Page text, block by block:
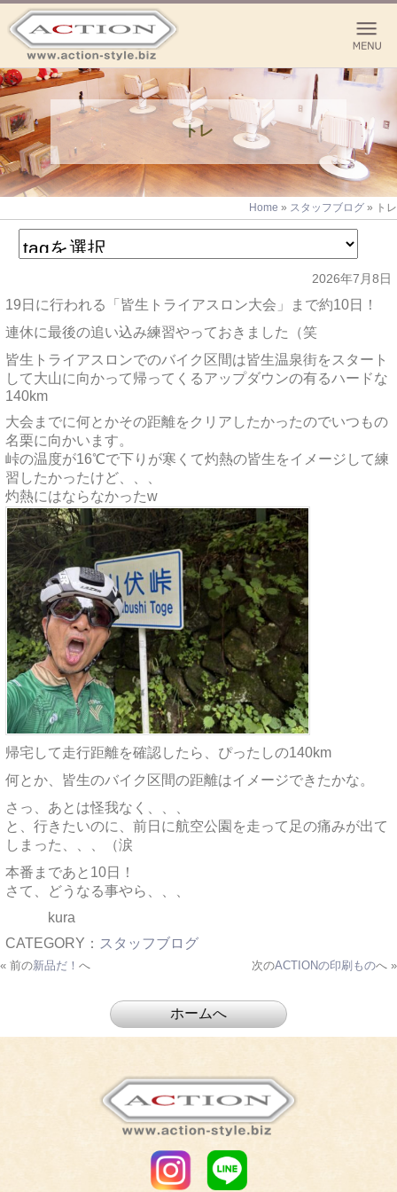
トレ
Home » スタッフブログ » トレ
2026年7月8日
19日に行われる「皆生トライアスロン大会」まで約10日！
連休に最後の追い込み練習やっておきました（笑
皆生トライアスロンでのバイク区間は皆生温泉街をスタート
して大山に向かって帰ってくるアップダウンの有るハードな
140km
大会までに何とかその距離をクリアしたかったのでいつもの
名栗に向かいます。
峠の温度が16℃で下りが寒くて灼熱の皆生をイメージして練
習したかったけど、、、
灼熱にはならなかったw
帰宅して走行距離を確認したら、ぴったしの140km
何とか、皆生のバイク区間の距離はイメージできたかな。
さっ、あとは怪我なく、、、
と、行きたいのに、前日に航空公園を走って足の痛みが出て
しまった、、、（涙
本番まであと10日！
さて、どうなる事やら、、、
kura
CATEGORY： スタッフブログ
« 前の新品だ！ へ 次のACTIONの印刷ものへ »